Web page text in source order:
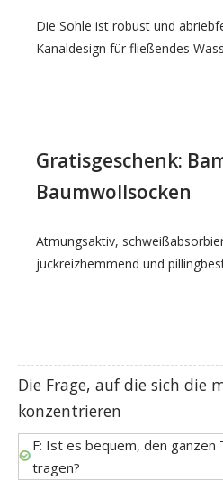
Die Sohle ist robust und
Kanaldesign für fließendes
Gratisgeschenk:
Baumwollsocken
Atmungsaktiv,
juckreizhemmend und
Die Frage, auf die sich die
konzentrieren
F: Ist es bequem, den
tragen?